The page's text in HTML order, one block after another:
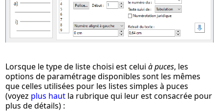
Lorsque le type de liste choisi est celuià puces, les
options de paramétrage disponibles sont les mêmes
que celles utilisées pour les listes simples à puces
(voyez plus haut la rubrique qui leur est consacrée pour
plus de détails) :